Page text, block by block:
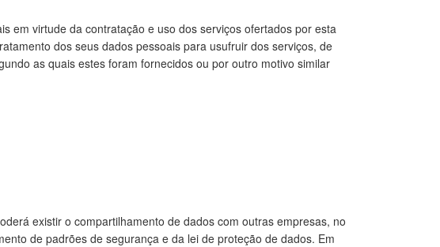
em virtude da contratação e uso dos serviços ofertados por esta
dos seus dados pessoais para usufruir dos serviços, de
as quais estes foram fornecidos ou por outro motivo similar
existir o compartilhamento de dados com outras empresas, no
de padrões de segurança e da lei de proteção de dados. Em